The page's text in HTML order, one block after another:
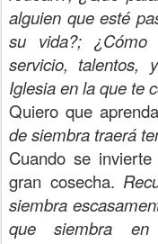
alguien que esté
su vida?;
servicio, talentos,
Iglesia en la que te
Quiero que
de siembra traerá
Cuando se
gran cosecha.
siembra
que siembra en